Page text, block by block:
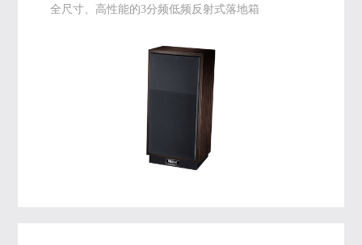
全尺寸、高性能的3分频低频反射式落地箱